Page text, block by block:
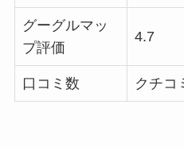
グーグルマッ
プ評価
4.7
口コミ数 クチコ